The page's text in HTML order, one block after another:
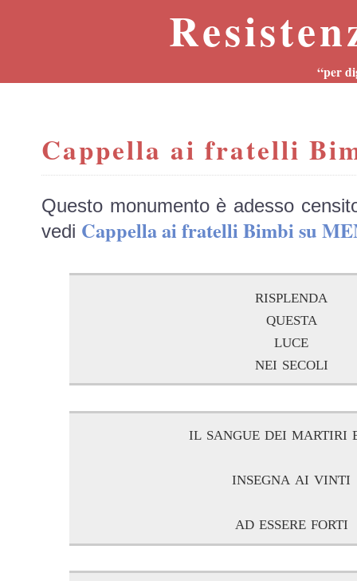
“per
Cappella ai fratelli
Questo monumento è adesso
vedi Cappella ai fratelli Bimbi su
risplenda
questa
luce
nei secoli
il sangue dei martiri
insegna ai vinti
ad essere forti